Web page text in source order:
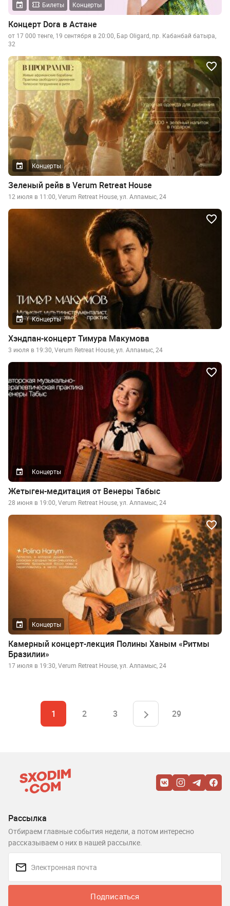
Билеты Концерты
Концерт Dora в Астане
от 17 000 тенге, 19 сентября в 20:00, Бар Oligard, пр. Кабанбай батыра,
32
Концерты
Зеленый рейв в Verum Retreat House
12 июля в 11:00, Verum Retreat House, ул. Алпамыс, 24
Концерты
Хэндпан-концерт Тимура Макумова
3 июля в 19:30, Verum Retreat House, ул. Алпамыс, 24
Концерты
Жетыген-медитация от Венеры Табыс
28 июня в 19:00, Verum Retreat House, ул. Алпамыс, 24
Концерты
Камерный концерт-лекция Полины Ханым «Ритмы
Бразилии»
17 июля в 19:30, Verum Retreat House, ул. Алпамыс, 24
1 2 3 29
Рассылка
Отбираем главные события недели, а потом интересно
рассказываем о них в нашей рассылке.
Подписаться